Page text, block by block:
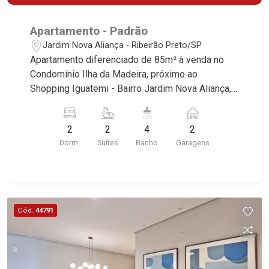
Apartamento - Padrão
Jardim Nova Aliança - Ribeirão Preto/SP
Apartamento diferenciado de 85m² à venda no
Condomínio Ilha da Madeira, próximo ao
Shopping Iguatemi - Bairro Jardim Nova Aliança,
deste imóvel que a Martinelli Imobiliária
selecionou para você: - 85m² de área útil - 2
suítes - Sala 2 ambientes - Lavabo - Cozinha -
mais informações. Martinelli Imobiliária,
referência no mercado imobiliário desde 2000.
Especialistas em Venda, Locação e
Lançamentos! Avenida João Fiúsa, 1051 - Alto da
Boa Vista | Ribeirão Preto.
2
Dorm.
2
Suítes
4
Banho
2
Garagens
Cód. 44791